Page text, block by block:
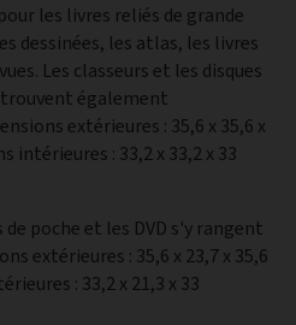
les livres reliés de grande
dessinées, les atlas, les livres
Les classeurs et les disques
trouvent également
extérieures : 35,6 x 35,6 x
intérieures : 33,2 x 33,2 x 33
de poche et les DVD s'y rangent
extérieures : 35,6 x 23,7 x 35,6
: 33,2 x 21,3 x 33